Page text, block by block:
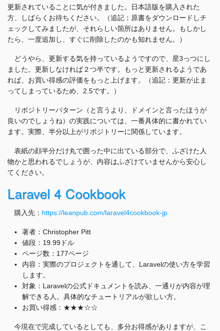
更新されていることに気が付きました。日本語版を購入された
方、しばらくお待ちください。（追記：原書をダウンロードしチ
ェックしてみましたが、それらしい箇所はありません。もしかし
たら、一度追加し、すぐに削除したのかも知れません。）
どうやら、更新する気を持っているようですので、星3っつにし
ました。更新しなければ２つ半です。もっと更新されるようであ
れば、お買い得感の評価をもっと上げます。（追記：更新が止ま
ってしまっているため、2.5です。）
リポジトリーパターン（と言うより、ドメインと言ったほうが
良いのでしょうね）の実践については、一番具体的に書かれてい
ます。実際、半分以上がリポジトリーに関係しています。
表紙の顔半分だけ丸で囲った中に出ている部分で、ふざけた人
物かと思われるでしょうが、内容はふざけていませんから安心し
てください。
Laravel 4 Cookbook
購入先： https://leanpub.com/laravel4cookbook-jp
著者：Christopher Pitt
値段：19.99ドル
ページ数：177ページ
内容：実際のプロジェクトを通して、Laravelの使い方を学習
します。
対象：Laravelの公式ドキュメントを読み、一通りが内容が理
解できる人。具体的なチュートリアルが欲しい方。
お買い得感：★★★☆☆
今現在で完成しているとしても、多分お得感がありますが、こ